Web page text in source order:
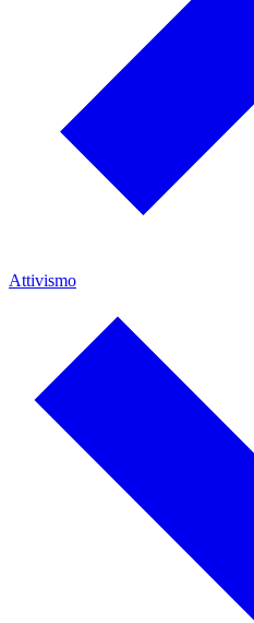
Attivismo